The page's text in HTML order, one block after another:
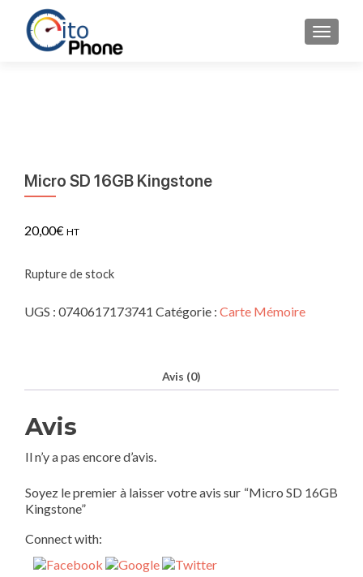
Micro SD 16GB Kingstone
20,00€ HT
Rupture de stock
UGS : 0740617173741 Catégorie : Carte Mémoire
Avis (0)
Avis
Il n’y a pas encore d’avis.
Soyez le premier à laisser votre avis sur “Micro SD 16GB
Kingstone”
Connect with: